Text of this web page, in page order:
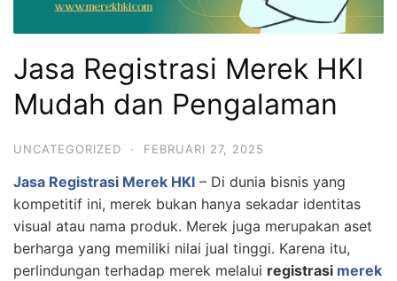
Jasa Registrasi Merek HKI
Mudah dan Pengalaman
UNCATEGORIZED · FEBRUARI 27, 2025
Jasa Registrasi Merek HKI – Di dunia bisnis yang
kompetitif ini, merek bukan hanya sekadar identitas
visual atau nama produk. Merek juga merupakan aset
berharga yang memiliki nilai jual tinggi. Karena itu,
perlindungan terhadap merek melalui registrasi merek